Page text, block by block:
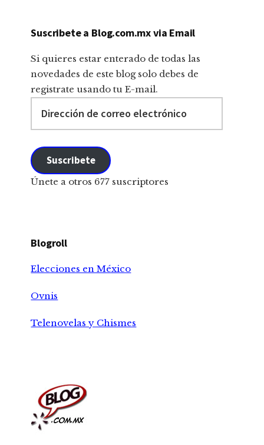
Suscribete a Blog.com.mx via Email
Si quieres estar enterado de todas las
novedades de este blog solo debes de
registrate usando tu E-mail.
electrónico
Suscribete
Únete a otros 677 suscriptores
Blogroll
Elecciones en México
Ovnis
Telenovelas y Chismes